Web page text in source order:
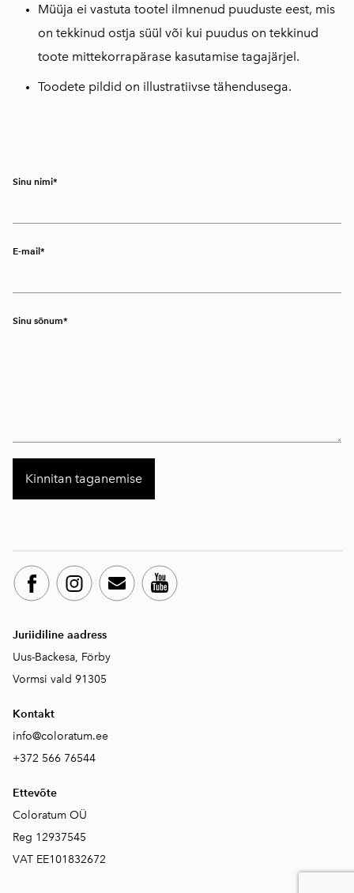
Müüja ei vastuta tootel ilmnenud puuduste eest, mis
on tekkinud ostja süül või kui puudus on tekkinud
toote mittekorrapärase kasutamise tagajärjel.
Toodete pildid on illustratiivse tähendusega.
Sinu nimi
E-mail
Sinu sõnum
Juriidiline aadress
Uus-Backesa, Förby
Vormsi vald 91305
Kontakt
info@coloratum.ee
+372 566 76544
Ettevõte
Coloratum OÜ
Reg 12937545
VAT EE101832672